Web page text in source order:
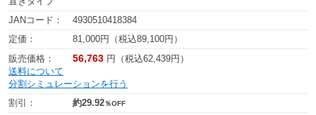
JANコード：
4930510418384
定価：
81,000円（税込89,100円）
販売価格：
56,763 円（税込62,439円）
送料について
分割シミュレーションを行う
割引：
約29.92％OFF